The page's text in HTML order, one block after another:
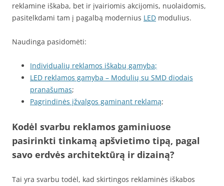
reklamine iškaba, bet ir įvairiomis akcijomis, nuolaidomis,
pasitelkdami tam į pagalbą modernius LED modulius.
Naudinga pasidomėti:
Individualių reklamos iškabų gamyba;
LED reklamos gamyba – Modulių su SMD diodais
pranašumas;
Pagrindinės įžvalgos gaminant reklamą;
Kodėl svarbu reklamos gaminiuose
pasirinkti tinkamą apšvietimo tipą, pagal
savo erdvės architektūrą ir dizainą?
Tai yra svarbu todėl, kad skirtingos reklaminės iškabos